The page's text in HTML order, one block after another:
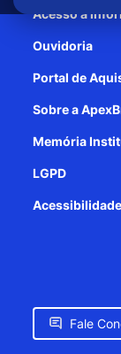
Acesso à
Ouvidoria
Portal de
Sobre a
Memória
LGPD
Acessibilidade
Fale